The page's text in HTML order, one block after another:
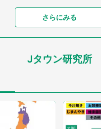
「富豪すぎ」1歳息子の〝店頭
7万人驚がく 「お菓子売り場
ードル高い」
「閉所恐怖症の私は新幹線で大
「ゾワゾワする」「本当に気
グっちゃってた〝野生の野菜〟
さらにみる
Jタウン研究所